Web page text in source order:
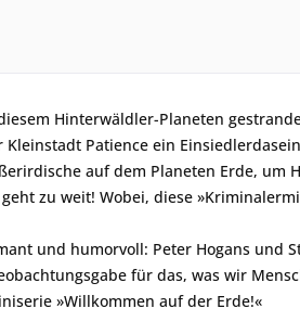
Hinterwäldler-Planeten
Kleinstadt Patience ein
auf dem Planeten Erde,
zu weit! Wobei, diese
und humorvoll: Peter Hogans und
für das, was wir
»Willkommen auf der Erde!«